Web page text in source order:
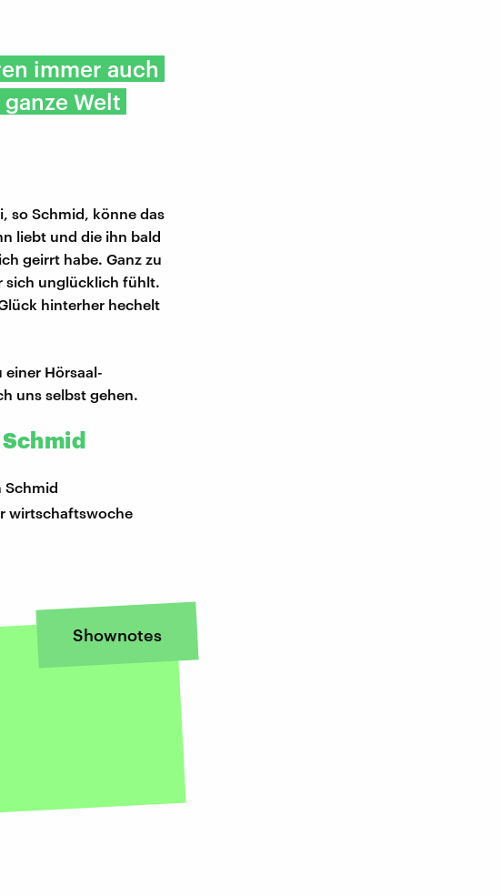
immer auch
Welt
so Schmid, könne das
liebt und die ihn bald
geirrt habe. Ganz zu
sich unglücklich fühlt.
hinterher hechelt
Hörsaal-
uns selbst gehen.
Schmid
wirtschaftswoche
Shownotes